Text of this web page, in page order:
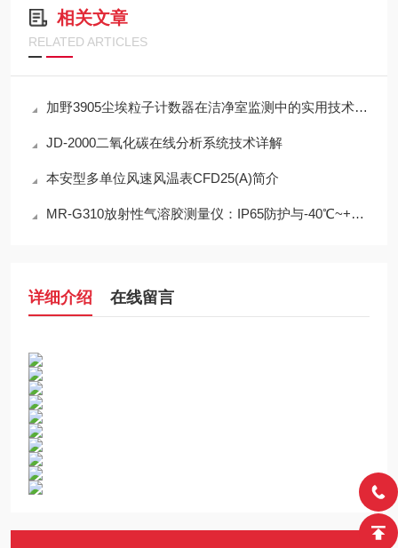
相关文章
RELATED ARTICLES
加野3905尘埃粒子计数器在洁净室监测中的实用技术解析
JD-2000二氧化碳在线分析系统技术详解
本安型多单位风速风温表CFD25(A)简介
MR-G310放射性气溶胶测量仪：IP65防护与-40℃~+50℃宽温工作能力
详细介绍 在线留言